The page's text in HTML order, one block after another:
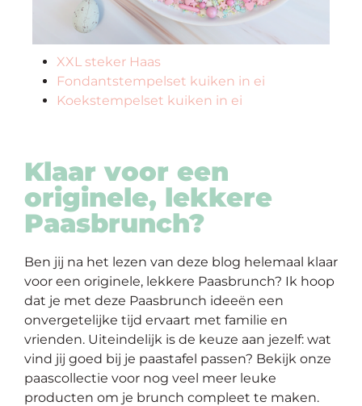
XXL steker Haas
Fondantstempelset kuiken in ei
Koekstempelset kuiken in ei
Klaar voor een
originele, lekkere
Paasbrunch?
Ben jij na het lezen van deze blog helemaal klaar
voor een originele, lekkere Paasbrunch? Ik hoop
dat je met deze Paasbrunch ideeën een
onvergetelijke tijd ervaart met familie en
vrienden. Uiteindelijk is de keuze aan jezelf: wat
vind jij goed bij je paastafel passen? Bekijk onze
paascollectie voor nog veel meer leuke
producten om je brunch compleet te maken.